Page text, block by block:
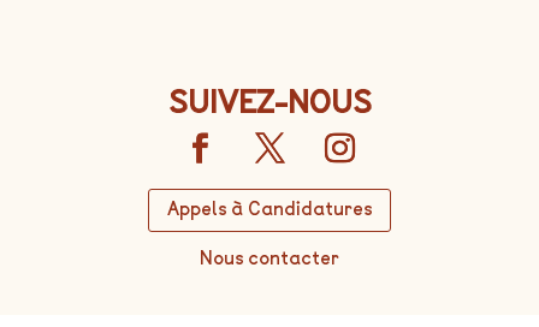
SUIVEZ-NOUS
Appels à Candidatures
Nous contacter